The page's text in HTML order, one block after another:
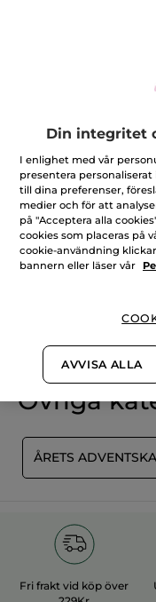
Övriga
ÅRETS
Fri frakt vid köp över
Din integritet
I enlighet med vår
presentera
till dina preferenser,
medier och för att
på "Acceptera alla
cookies som placeras på
cookie-användning
bannern eller läser vår
AVVISA ALLA